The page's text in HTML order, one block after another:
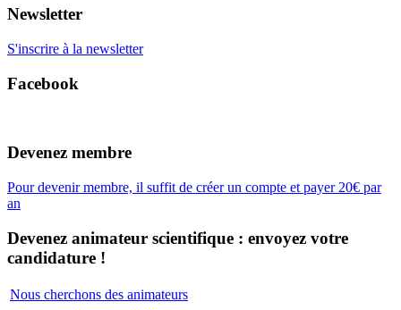
Newsletter
S'inscrire à la newsletter
Facebook
Devenez membre
Pour devenir membre, il suffit de créer un compte et payer 20€ par
an
Devenez animateur scientifique : envoyez votre
candidature !
Nous cherchons des animateurs